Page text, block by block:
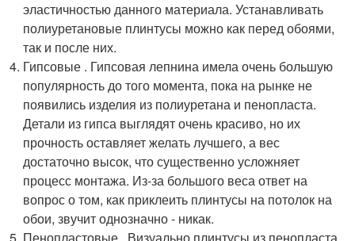
эластичностью данного материала. Устанавливать
полиуретановые плинтусы можно как перед обоями,
так и после них.
Гипсовые . Гипсовая лепнина имела очень большую
популярность до того момента, пока на рынке не
появились изделия из полиуретана и пенопласта.
Детали из гипса выглядят очень красиво, но их
прочность оставляет желать лучшего, а вес
достаточно высок, что существенно усложняет
процесс монтажа. Из-за большого веса ответ на
вопрос о том, как приклеить плинтусы на потолок на
обои, звучит однозначно - никак.